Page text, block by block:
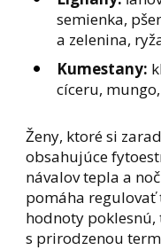
semienka,
a zelenina,
Kumestany:
cíceru,
Ženy, ktoré si
obsahujúce
návalov tepla a
pomáha regulovať
hodnoty poklesnú,
s prirodzenou